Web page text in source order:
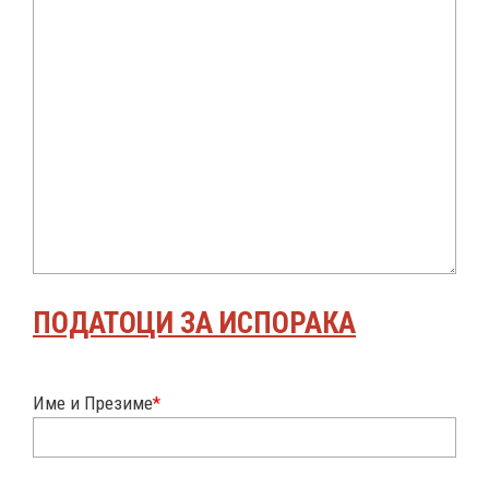
ПОДАТОЦИ ЗА ИСПОРАКА
Име и Презиме*